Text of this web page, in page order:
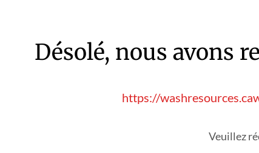
Désolé, nous avons
https://
Veuillez